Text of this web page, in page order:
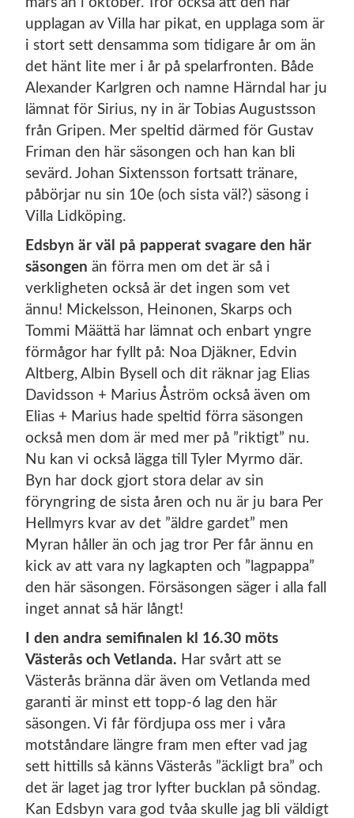
upplagan av Villa har pikat, en upplaga som är
i stort sett densamma som tidigare år om än
det hänt lite mer i år på spelarfronten. Både
Alexander Karlgren och namne Härndal har ju
lämnat för Sirius, ny in är Tobias Augustsson
från Gripen. Mer speltid därmed för Gustav
Friman den här säsongen och han kan bli
sevärd. Johan Sixtensson fortsatt tränare,
påbörjar nu sin 10e (och sista väl?) säsong i
Villa Lidköping.
Edsbyn är väl på papperat svagare den här
säsongen än förra men om det är så i
verkligheten också är det ingen som vet
ännu! Mickelsson, Heinonen, Skarps och
Tommi Määttä har lämnat och enbart yngre
förmågor har fyllt på: Noa Djäkner, Edvin
Altberg, Albin Bysell och dit räknar jag Elias
Davidsson + Marius Åström också även om
Elias + Marius hade speltid förra säsongen
också men dom är med mer på ”riktigt” nu.
Nu kan vi också lägga till Tyler Myrmo där.
Byn har dock gjort stora delar av sin
föryngring de sista åren och nu är ju bara Per
Hellmyrs kvar av det ”äldre gardet” men
Myran håller än och jag tror Per får ännu en
kick av att vara ny lagkapten och ”lagpappa”
den här säsongen. Försäsongen säger i alla fall
inget annat så här långt!
I den andra semifinalen kl 16.30 möts
Västerås och Vetlanda. Har svårt att se
Västerås bränna där även om Vetlanda med
garanti är minst ett topp-6 lag den här
säsongen. Vi får fördjupa oss mer i våra
motståndare längre fram men efter vad jag
sett hittills så känns Västerås ”äckligt bra” och
det är laget jag tror lyfter bucklan på söndag.
Kan Edsbyn vara god tvåa skulle jag bli väldigt